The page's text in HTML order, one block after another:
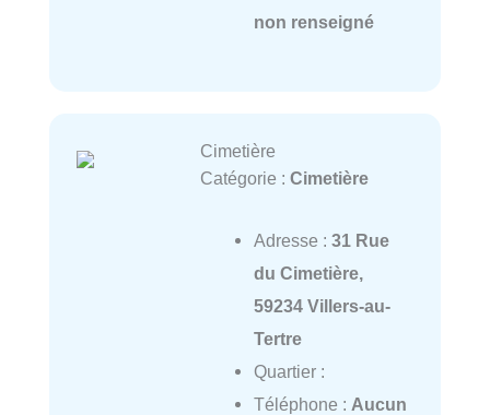
non renseigné
Cimetière
Catégorie : Cimetière
Adresse : 31 Rue
du Cimetière,
59234 Villers-au-
Tertre
Quartier :
Téléphone : Aucun